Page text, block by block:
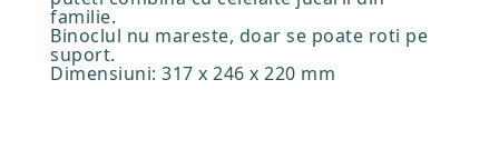
familie.
Binoclul nu mareste, doar se poate roti pe
suport.
Dimensiuni: 317 x 246 x 220 mm